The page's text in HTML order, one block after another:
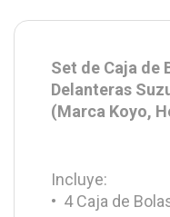
Set de Caja de
Delanteras
(Marca Koyo,
Incluye:
• 4 Caja de